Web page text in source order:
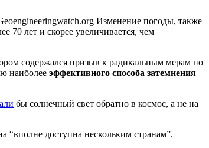
Изменение погоды, также
70 лет и скорее увеличивается, чем
содержался призыв к радикальным мерам по
наиболее эффективного способа затемнения
бы солнечный свет обратно в космос, а не на
“вполне доступна нескольким странам”.